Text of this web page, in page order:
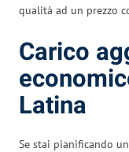
qualità ad un prezzo
Carico
Latina
Se stai pianificando